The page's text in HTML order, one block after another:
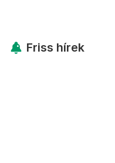
Friss hírek